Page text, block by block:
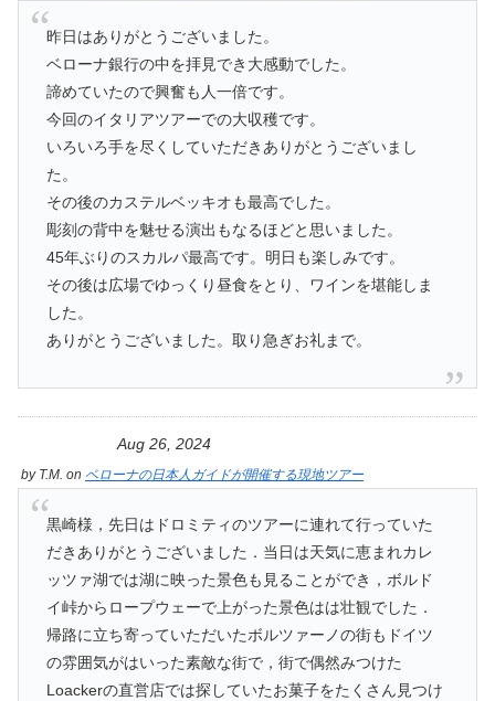
昨日はありがとうございました。
ベローナ銀行の中を拝見でき大感動でした。
諦めていたので興奮も人一倍です。
今回のイタリアツアーでの大収穫です。
いろいろ手を尽くしていただきありがとうございまし
た。
その後のカステルベッキオも最高でした。
彫刻の背中を魅せる演出もなるほどと思いました。
45年ぶりのスカルパ最高です。明日も楽しみです。
その後は広場でゆっくり昼食をとり、ワインを堪能しま
した。
ありがとうございました。取り急ぎお礼まで。
Aug 26, 2024
by T.M. on ベローナの日本人ガイドが開催する現地ツアー
黒崎様，先日はドロミティのツアーに連れて行っていた
だきありがとうございました．当日は天気に恵まれカレ
ッツァ湖では湖に映った景色も見ることができ，ボルド
イ峠からロープウェーで上がった景色はは壮観でした．
帰路に立ち寄っていただいたボルツァーノの街もドイツ
の雰囲気がはいった素敵な街で，街で偶然みつけた
Loackerの直営店では探していたお菓子をたくさん見つけ